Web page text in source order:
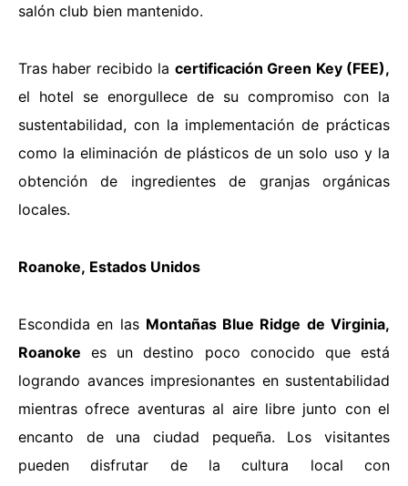
salón club bien mantenido.
Tras haber recibido la certificación Green Key (FEE),
el hotel se enorgullece de su compromiso con la
sustentabilidad, con la implementación de prácticas
como la eliminación de plásticos de un solo uso y la
obtención de ingredientes de granjas orgánicas
locales.
Roanoke, Estados Unidos
Escondida en las Montañas Blue Ridge de Virginia,
Roanoke es un destino poco conocido que está
logrando avances impresionantes en sustentabilidad
mientras ofrece aventuras al aire libre junto con el
encanto de una ciudad pequeña. Los visitantes
pueden disfrutar de la cultura local con